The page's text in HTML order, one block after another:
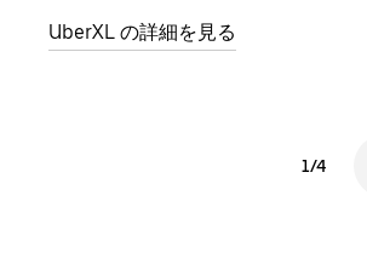
UberXL の詳細を見る
1/4